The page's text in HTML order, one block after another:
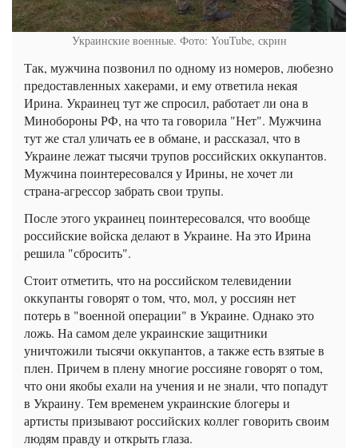
Украинские военные. Фото: YouTube, скрин
Так, мужчина позвонил по одному из номеров, любезно
предоставленных хакерами, и ему ответила некая
Ирина. Украинец тут же спросил, работает ли она в
Минобороны РФ, на что та говорила "Нет". Мужчина
тут же стал уличать ее в обмане, и рассказал, что в
Украине лежат тысячи трупов российских оккупантов.
Мужчина поинтересовался у Ирины, не хочет ли
страна-агрессор забрать свои трупы.
После этого украинец поинтересовался, что вообще
российские войска делают в Украине. На это Ирина
решила "сбросить".
Стоит отметить, что на российском телевидении
оккупанты говорят о том, что, мол, у россиян нет
потерь в "военной операции" в Украине. Однако это
ложь. На самом деле украинские защитники
уничтожили тысячи оккупантов, а также есть взятые в
плен. Причем в плену многие россияне говорят о том,
что они якобы ехали на учения и не знали, что попадут
в Украину. Тем временем украинские блогеры и
артисты призывают российских коллег говорить своим
людям правду и открыть глаза.